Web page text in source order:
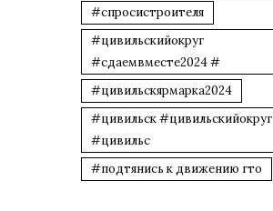
#спросистроителя
#цивильскийокруг
#сдаемвместе2024 #
#цивильскярмарка2024
#цивильск #цивильскийокруг
#цивильс
#подтянись к движению гто